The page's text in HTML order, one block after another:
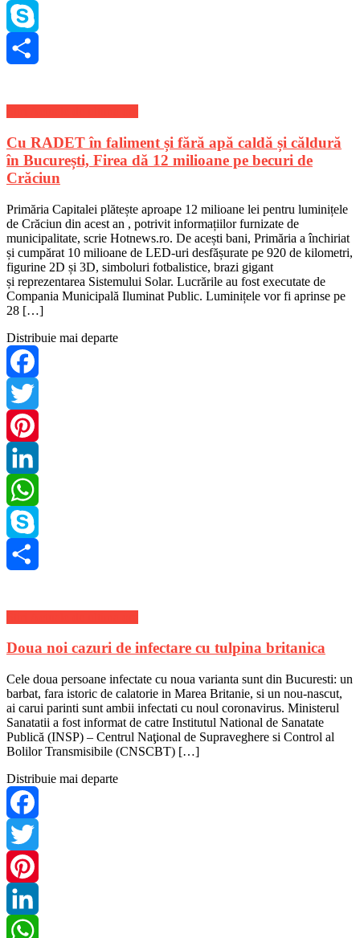
WhatsApp
Skype
Cu RADET în faliment și fără apă caldă și căldură
în București, Firea dă 12 milioane pe becuri de
Crăciun
Primăria Capitalei plătește aproape 12 milioane lei pentru luminițele
de Crăciun din acest an , potrivit informațiilor furnizate de
municipalitate, scrie Hotnews.ro. De acești bani, Primăria a închiriat
și cumpărat 10 milioane de LED-uri desfășurate pe 920 de kilometri,
figurine 2D și 3D, simboluri fotbalistice, brazi gigant
și reprezentarea Sistemului Solar. Lucrările au fost executate de
Compania Municipală Iluminat Public. Luminițele vor fi aprinse pe
28 […]
Distribuie mai departe
Facebook
Twitter
Pinterest
LinkedIn
WhatsApp
Skype
Doua noi cazuri de infectare cu tulpina britanica
Cele doua persoane infectate cu noua varianta sunt din Bucuresti: un
barbat, fara istoric de calatorie in Marea Britanie, si un nou-nascut,
ai carui parinti sunt ambii infectati cu noul coronavirus. Ministerul
Sanatatii a fost informat de catre Institutul National de Sanatate
Publică (INSP) – Centrul Naţional de Supraveghere si Control al
Bolilor Transmisibile (CNSCBT) […]
Distribuie mai departe
Facebook
Twitter
Pinterest
LinkedIn